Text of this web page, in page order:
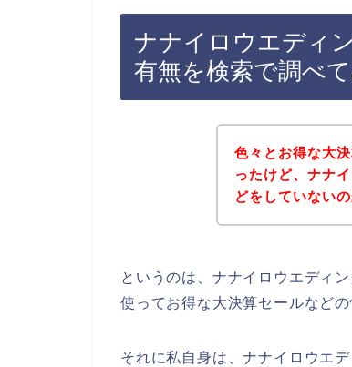
ナナイロウエディ
有無を検索で調べて
色々とお得な大
ったけど、ナナ
どをしていないの
というのは、ナナイロウエディ
使ってお得な大決算セールなど
それに私自身は、ナナイロウエ